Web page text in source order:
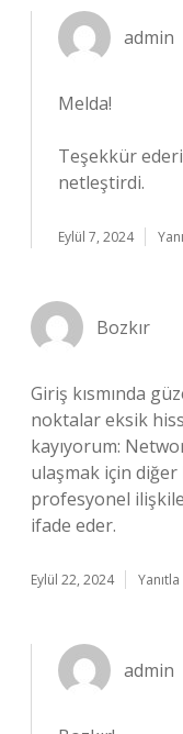
admin
Melda!
Teşekkür
netleştirdi.
Eylül 7, 2024
Bozkır
Giriş kısmında
noktalar eksik
kayıyorum:
ulaşmak için
profesyonel
ifade eder.
Eylül 22, 2024 Yanıtla
admin